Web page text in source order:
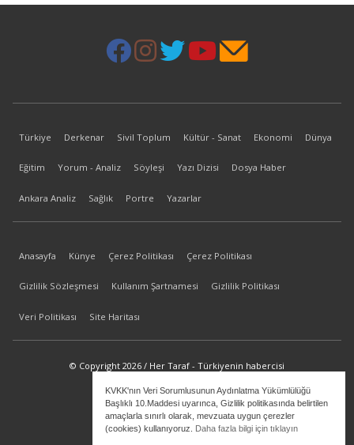
KVKK'nın Veri Sorumlusunun Aydınlatma Yükümlülüğü
Başlıklı 10.Maddesi uyarınca, Gizlilik politikasında belirtilen
amaçlarla sınırlı olarak, mevzuata uygun çerezler
(cookies) kullanıyoruz. Daha fazla bilgi için tıklayın
Türkiye Derkenar Sivil Toplum Kültür - Sanat Ekonomi Dünya
Eğitim Yorum - Analiz Söyleşi Yazı Dizisi Dosya Haber
Ankara Analiz Sağlık Portre Yazarlar
Anasayfa Künye Çerez Politikası Çerez Politikası
Gizlilik Sözleşmesi Kullanım Şartnamesi Gizlilik Politikası
Veri Politikası Site Haritası
© Copyright 2026 / Her Taraf - Türkiyenin habercisi
bilgi@hertaraf.com